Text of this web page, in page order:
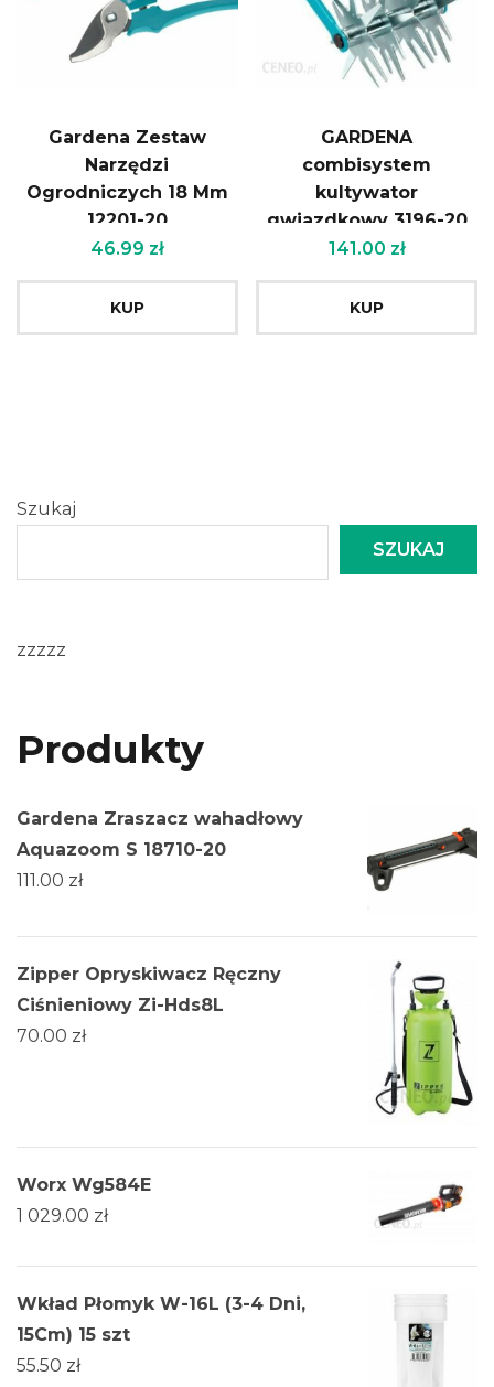
Gardena Zestaw
Narzędzi
Ogrodniczych 18 Mm
12201-20
46.99 zł
KUP
GARDENA
combisystem
kultywator
gwiazdkowy 3196-20
141.00 zł
KUP
Szukaj
SZUKAJ
zzzzz
Produkty
Gardena Zraszacz wahadłowy
Aquazoom S 18710-20
111.00 zł
Zipper Opryskiwacz Ręczny
Ciśnieniowy Zi-Hds8L
70.00 zł
Worx Wg584E
1 029.00 zł
Wkład Płomyk W-16L (3-4 Dni,
15Cm) 15 szt
55.50 zł